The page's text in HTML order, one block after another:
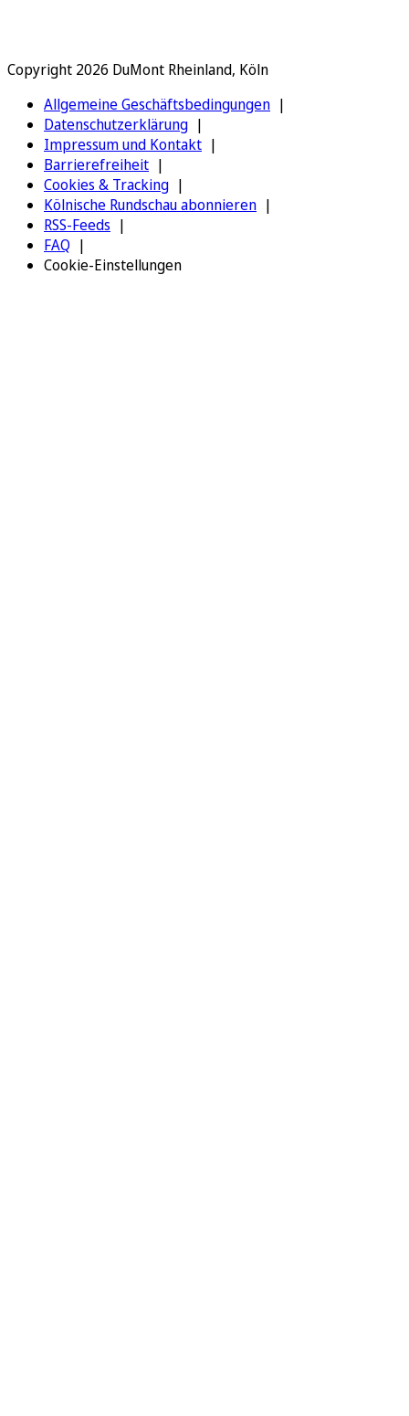
Copyright 2026 DuMont Rheinland, Köln
Allgemeine Geschäftsbedingungen
Datenschutzerklärung
Impressum und Kontakt
Barrierefreiheit
Cookies & Tracking
Kölnische Rundschau abonnieren
RSS-Feeds
FAQ
Cookie-Einstellungen